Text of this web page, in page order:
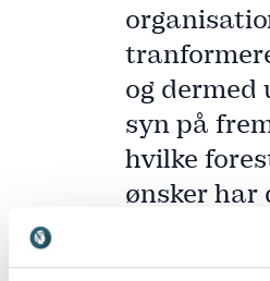
og dermed
syn på
hvilke
ønsker har
arbejdsliv?